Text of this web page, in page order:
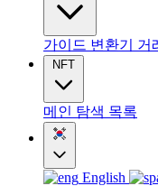
가이드 변환기 거
NFT
메인 탐색 목록
English